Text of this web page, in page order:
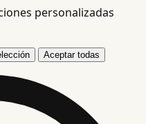
personalizadas
Aceptar todas